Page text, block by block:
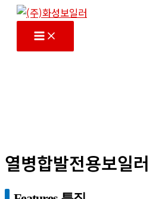
Main
Menu
열병합발전용보일러